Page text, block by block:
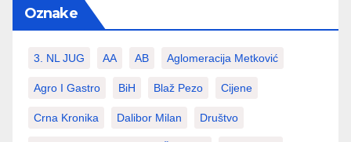
Oznake
3. NL JUG AA AB Aglomeracija Metković
Agro I Gastro BiH Blaž Pezo Cijene
Crna Kronika Dalibor Milan Društvo